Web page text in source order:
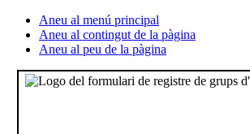
Aneu al menú principal
Aneu al contingut de la pàgina
Aneu al peu de la pàgina